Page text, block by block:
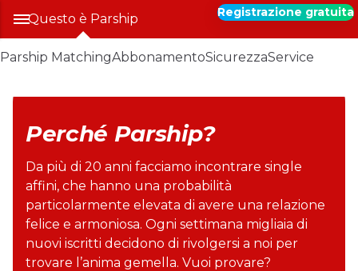
Questo è Parship
Parship MatchingAbbonamentoSicurezzaService
Registrazione gratuita
Perché Parship?
Da più di 20 anni facciamo incontrare single
affini, che hanno una probabilità
particolarmente elevata di avere una relazione
felice e armoniosa. Ogni settimana migliaia di
nuovi iscritti decidono di rivolgersi a noi per
trovare l’anima gemella. Vuoi provare?